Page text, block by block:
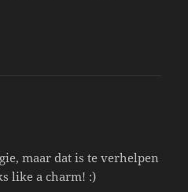
maar dat is te verhelpen
like a charm! :)